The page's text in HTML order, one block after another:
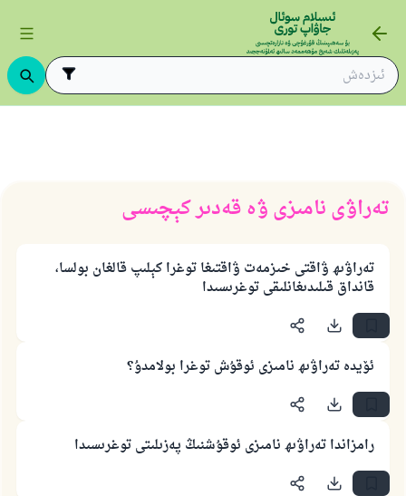
تەراۋى نامىزى ۋە قەدىر كېچىسى
تەراۋىھ ۋاقتى خىزمەت ۋاقتىغا توغرا كېلىپ قالغان بولسا،
قانداق قىلىدىغانلىقى توغرىسىدا
ئۆيدە تەراۋىھ نامىزى ئوقۇش توغرا بولامدۇ؟
رامزاندا تەراۋىھ نامىزى ئوقۇشنىڭ پەزىلىتى توغرىسىدا
110845 - نومۇرلۇق سوئالنىڭ جاۋابى